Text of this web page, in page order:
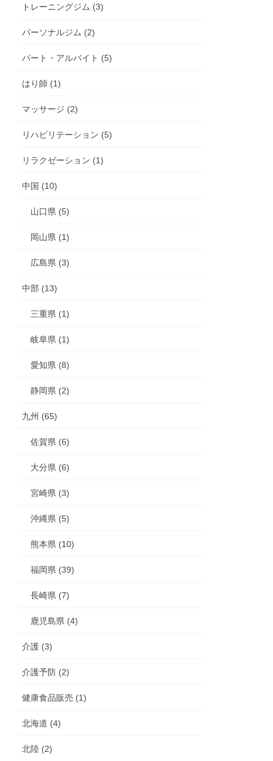
トレーニングジム (3)
パーソナルジム (2)
パート・アルバイト (5)
はり師 (1)
マッサージ (2)
リハビリテーション (5)
リラクゼーション (1)
中国 (10)
山口県 (5)
岡山県 (1)
広島県 (3)
中部 (13)
三重県 (1)
岐阜県 (1)
愛知県 (8)
静岡県 (2)
九州 (65)
佐賀県 (6)
大分県 (6)
宮崎県 (3)
沖縄県 (5)
熊本県 (10)
福岡県 (39)
長崎県 (7)
鹿児島県 (4)
介護 (3)
介護予防 (2)
健康食品販売 (1)
北海道 (4)
北陸 (2)